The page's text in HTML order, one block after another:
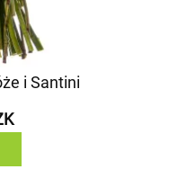
i Santini